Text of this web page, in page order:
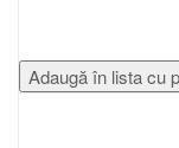
Adaugă în lista cu